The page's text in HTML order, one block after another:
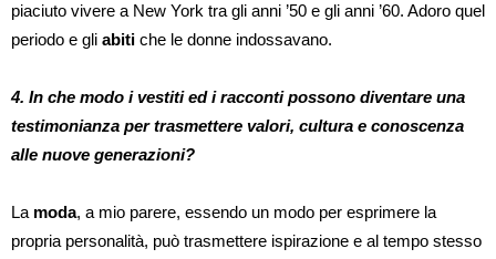
piaciuto vivere a New York tra gli anni ’50 e gli anni ’60. Adoro quel
periodo e gli abiti che le donne indossavano.
4. In che modo i vestiti ed i racconti possono diventare una
testimonianza per trasmettere valori, cultura e conoscenza
alle nuove generazioni?
La moda, a mio parere, essendo un modo per esprimere la
propria personalità, può trasmettere ispirazione e al tempo stesso